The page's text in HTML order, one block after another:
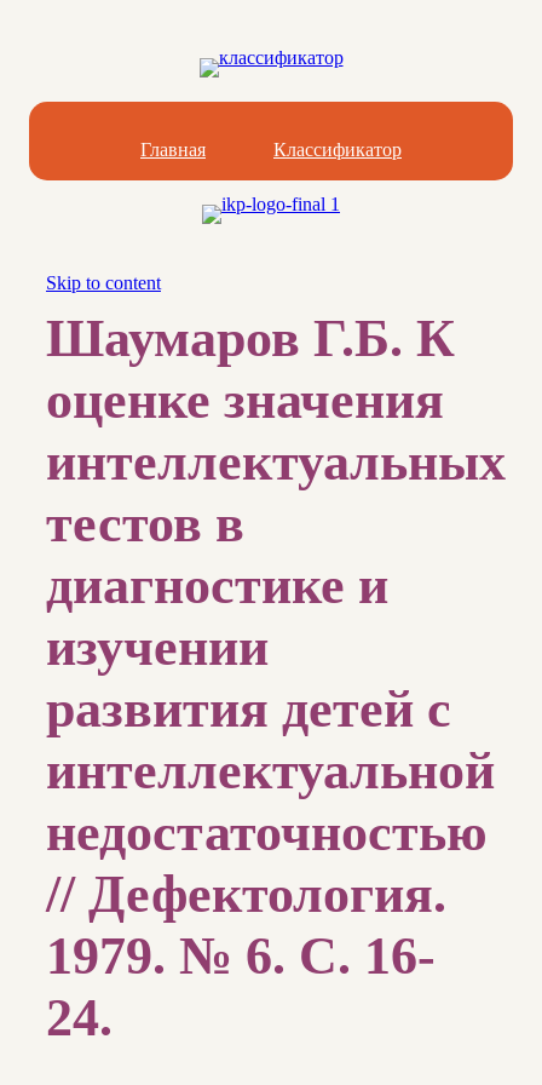
Главная Классификатор
Skip to content
Шаумаров Г.Б. К
оценке значения
интеллектуальных
тестов в
диагностике и
изучении
развития детей с
интеллектуальной
недостаточностью
// Дефектология.
1979. № 6. С. 16-
24.